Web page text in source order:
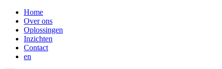
Home
Over ons
Oplossingen
Inzichten
Contact
en